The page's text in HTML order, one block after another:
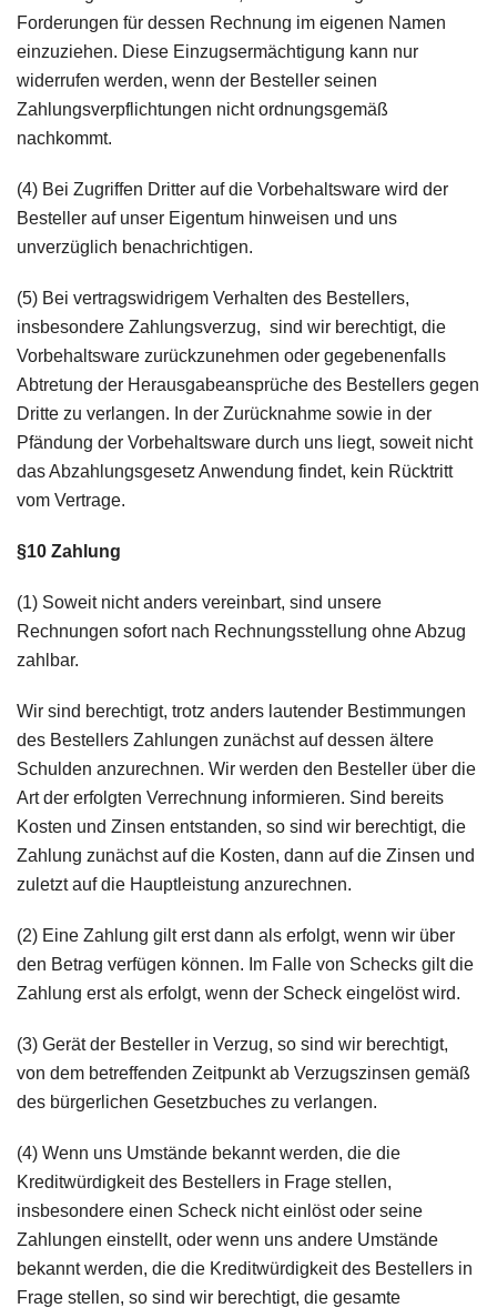
Forderungen für dessen Rechnung im eigenen Namen
einzuziehen. Diese Einzugsermächtigung kann nur
widerrufen werden, wenn der Besteller seinen
Zahlungsverpflichtungen nicht ordnungsgemäß
nachkommt.
(4) Bei Zugriffen Dritter auf die Vorbehaltsware wird der
Besteller auf unser Eigentum hinweisen und uns
unverzüglich benachrichtigen.
(5) Bei vertragswidrigem Verhalten des Bestellers,
insbesondere Zahlungsverzug, sind wir berechtigt, die
Vorbehaltsware zurückzunehmen oder gegebenenfalls
Abtretung der Herausgabeansprüche des Bestellers gegen
Dritte zu verlangen. In der Zurücknahme sowie in der
Pfändung der Vorbehaltsware durch uns liegt, soweit nicht
das Abzahlungsgesetz Anwendung findet, kein Rücktritt
vom Vertrage.
§10 Zahlung
(1) Soweit nicht anders vereinbart, sind unsere
Rechnungen sofort nach Rechnungsstellung ohne Abzug
zahlbar.
Wir sind berechtigt, trotz anders lautender Bestimmungen
des Bestellers Zahlungen zunächst auf dessen ältere
Schulden anzurechnen. Wir werden den Besteller über die
Art der erfolgten Verrechnung informieren. Sind bereits
Kosten und Zinsen entstanden, so sind wir berechtigt, die
Zahlung zunächst auf die Kosten, dann auf die Zinsen und
zuletzt auf die Hauptleistung anzurechnen.
(2) Eine Zahlung gilt erst dann als erfolgt, wenn wir über
den Betrag verfügen können. Im Falle von Schecks gilt die
Zahlung erst als erfolgt, wenn der Scheck eingelöst wird.
(3) Gerät der Besteller in Verzug, so sind wir berechtigt,
von dem betreffenden Zeitpunkt ab Verzugszinsen gemäß
des bürgerlichen Gesetzbuches zu verlangen.
(4) Wenn uns Umstände bekannt werden, die die
Kreditwürdigkeit des Bestellers in Frage stellen,
insbesondere einen Scheck nicht einlöst oder seine
Zahlungen einstellt, oder wenn uns andere Umstände
bekannt werden, die die Kreditwürdigkeit des Bestellers in
Frage stellen, so sind wir berechtigt, die gesamte